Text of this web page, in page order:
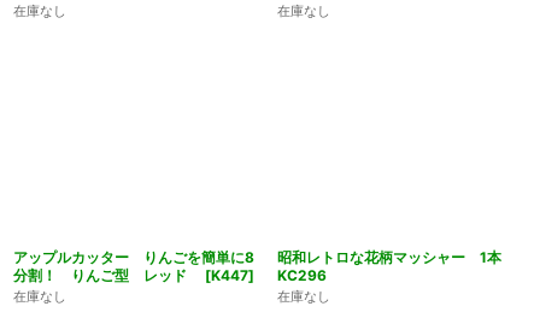
在庫なし 在庫なし
アップルカッター りんごを簡単に8
分割！ りんご型 レッド
[K447]
在庫なし
昭和レトロな花柄マッシャー 1本
KC296
在庫なし